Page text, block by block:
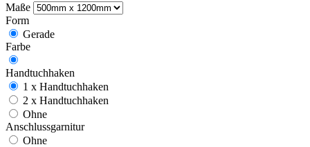
Maße
Form
Gerade
Farbe
Handtuchhaken
1 x Handtuchhaken
2 x Handtuchhaken
Ohne
Anschlussgarnitur
Ohne